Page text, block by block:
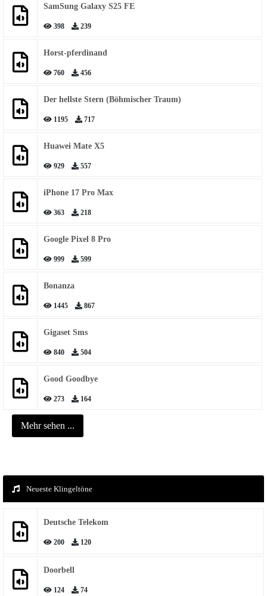
SamSung Galaxy S25 FE
398 239
Horst-pferdinand
760 456
Der hellste Stern (Böhmischer Traum)
1195 717
Huawei Mate X5
929 557
iPhone 17 Pro Max
363 218
Google Pixel 8 Pro
999 599
Bonanza
1445 867
Gigaset Sms
840 504
Good Goodbye
273 164
Mehr sehen ...
Neueste Klingeltöne
Deutsche Telekom
200 120
Doorbell
124 74